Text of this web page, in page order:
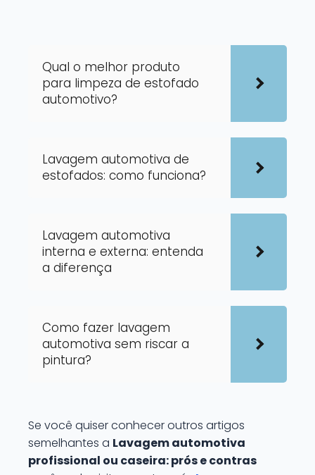
Qual o melhor produto
para limpeza de estofado
automotivo?
Lavagem automotiva de
estofados: como funciona?
Lavagem automotiva
interna e externa: entenda
a diferença
Como fazer lavagem
automotiva sem riscar a
pintura?
Se você quiser conhecer outros artigos
semelhantes a Lavagem automotiva
profissional ou caseira: prós e contras